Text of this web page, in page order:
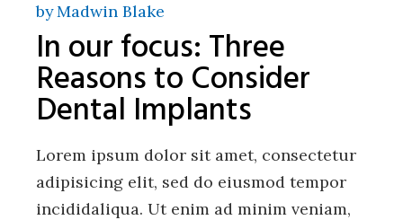
byMadwin Blake
In our focus: Three
Reasons to Consider
Dental Implants
Lorem ipsum dolor sit amet, consectetur
adipisicing elit, sed do eiusmod tempor
incididaliqua. Ut enim ad minim veniam,